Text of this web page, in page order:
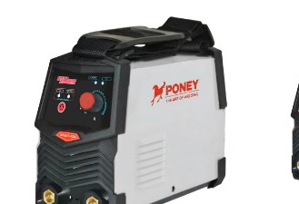
управлением, сварка MIG